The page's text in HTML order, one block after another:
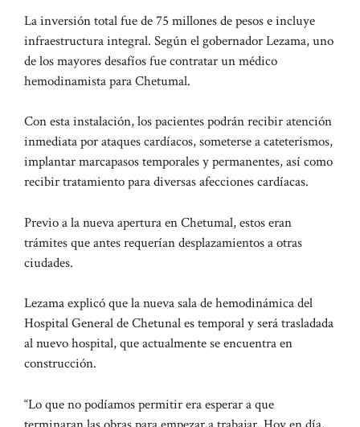
La inversión total fue de 75 millones de pesos e incluye
infraestructura integral. Según el gobernador Lezama, uno
de los mayores desafíos fue contratar un médico
hemodinamista para Chetumal.
Con esta instalación, los pacientes podrán recibir atención
inmediata por ataques cardíacos, someterse a cateterismos,
implantar marcapasos temporales y permanentes, así como
recibir tratamiento para diversas afecciones cardíacas.
Previo a la nueva apertura en Chetumal, estos eran
trámites que antes requerían desplazamientos a otras
ciudades.
Lezama explicó que la nueva sala de hemodinámica del
Hospital General de Chetunal es temporal y será trasladada
al nuevo hospital, que actualmente se encuentra en
construcción.
“Lo que no podíamos permitir era esperar a que